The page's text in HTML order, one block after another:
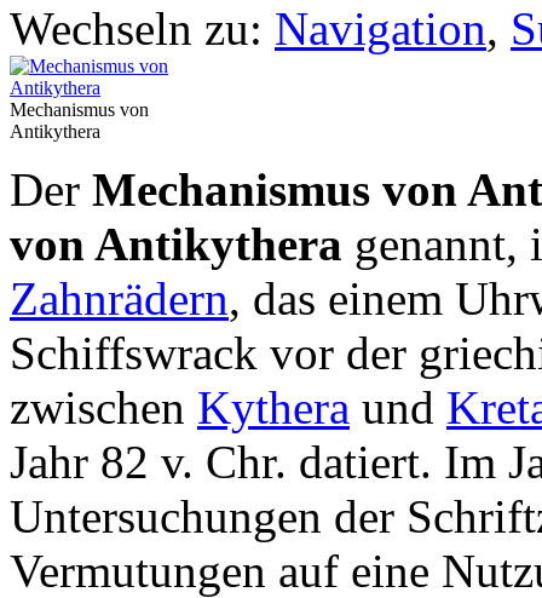
Wechseln zu: Navigation,
Mechanismus von
Antikythera
Der Mechanismus von
von Antikythera genannt,
Zahnrädern, das einem
Schiffswrack vor der
zwischen Kythera und
Jahr 82 v. Chr. datiert. Im
Untersuchungen der
Vermutungen auf eine